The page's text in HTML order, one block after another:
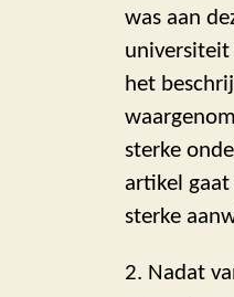
was aan
het
sterke
artikel
sterke
2. Nadat